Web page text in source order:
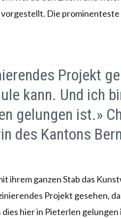
Die
Projekt
kann. Und ich
gelungen ist.»
des Kantons Bern
ihrem ganzen Stab das
Projekt gesehen,
hier in Pieterlen gelungen